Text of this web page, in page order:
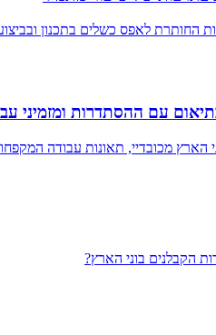
עם ההסתדרות ומזמיני
מכובדיי, תאונות עבודה
הקבלנים בוני הארץ?